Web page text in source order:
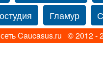
Гламур
Ущелье
Caucasus.ru © 2012 -